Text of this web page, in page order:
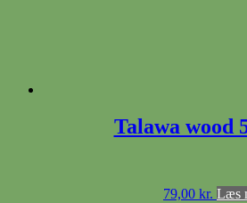
Talawa wood
79,00 kr. Læs